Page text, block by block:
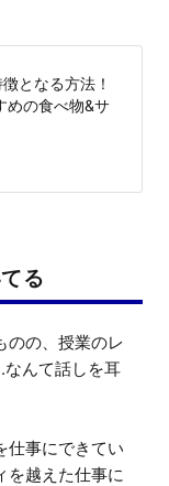
となる方法！
めの食べ物&サ
る
のの、授業のレ
んて話しを耳
仕事にできてい
を越えた仕事に